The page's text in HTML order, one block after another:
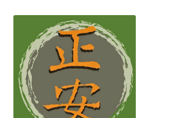
覽
列
要
內
容